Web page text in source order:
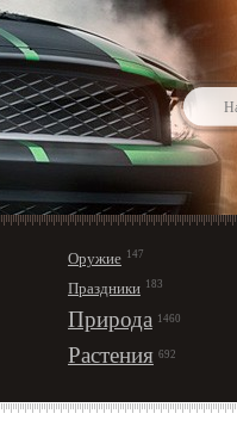
Оружие 147
Праздники 183
Природа 1460
Растения 692